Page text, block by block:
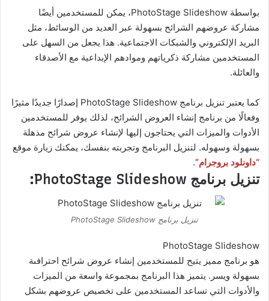
بواسطة PhotoStage Slideshow، يمكن للمستخدمين أيضًا
مشاركة عروضهم الشرائح بسهولة عبر العديد من الوسائط، مثل
البريد الإلكتروني والشبكات الاجتماعية. هذا يجعل من السهل على
المستخدمين مشاركة ذكرياتهم وموادهم الإبداعية مع الأصدقاء
والعائلة.
كما يعتبر تنزيل برنامج PhotoStage Slideshow إصدارًا جديدًا مثيرًا
وفعالًا من برنامج إنشاء العروض الشرائح، لذلك يوفر للمستخدمين
الأدوات والميزات التي يحتاجون إليها لإنشاء عروض شرائح مذهلة
بسهولة وسهوله. لتنزيل البرنامج وتجربته بنفسك، يمكنك زيارة موقع
“داونلود بروجرام”.
تنزيل برنامج PhotoStage Slideshow:
تنزيل برنامج PhotoStage Slideshow
PhotoStage Slideshow
بسهولة ويسر. يتميز هذا البرنامج بمجموعة واسعة من الميزات
والأدوات التي تساعد المستخدمين على تخصيص عروضهم بشكل